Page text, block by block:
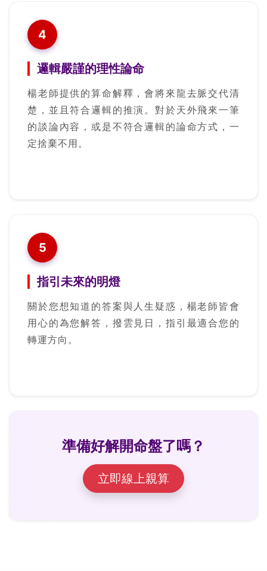
4
邏輯嚴謹的理性論命
楊老師提供的算命解釋，會將來龍去脈交代清
楚，並且符合邏輯的推演。對於天外飛來一筆
的談論內容，或是不符合邏輯的論命方式，一
定捨棄不用。
5
指引未來的明燈
關於您想知道的答案與人生疑惑，楊老師皆會
用心的為您解答，撥雲見日，指引最適合您的
轉運方向。
準備好解開命盤了嗎？
立即線上親算